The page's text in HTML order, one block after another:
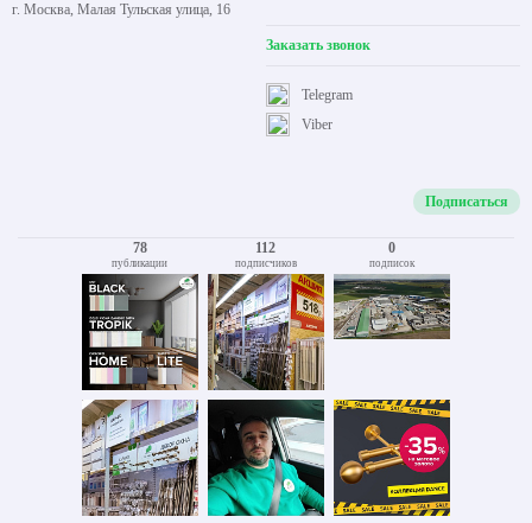
г. Москва, Малая Тульская улица, 16
Заказать звонок
Viber
Telegram
Подписаться
78
публикации
112
подписчиков
0
подписок